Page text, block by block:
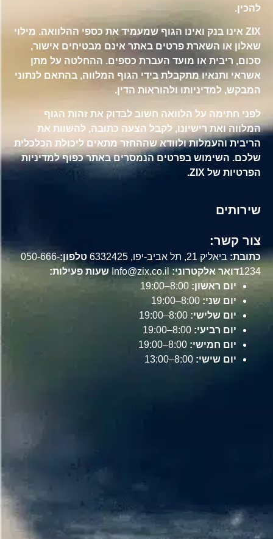
להכין.
ZIX אינו בנק ואינו הגוף שמעמיד את כספי ההלוואה. מילוי
שאלון או השארת פרטים באתר אינם מבטיחים אישור,
סכום, ריבית או מועד העברת כספים. ההחלטה על מתן
אשראי ותנאיו מתקבלת בידי הגוף המלווה, בהתאם לנתוני
המבקש, למדיניותו ולהוראות הדין.
לפני חתימה על הלוואה חשוב לבדוק את זהות הגוף
המלווה ואת רישיונו, לקבל הצעה כתובה, להשוות את
הריבית והעמלות ולוודא שההחזר מתאים ליכולת הכלכלית
שלכם. השימוש בפרטים הנמסרים באתר כפוף למדיניות
הפרטיות של ZIX.
שירותים
צור קשר:
כתובת:ביאליק 21, תל אביב-יפו, 6332425 טלפון:050-666-
1234דואר אלקטרוני:Info@zix.co.il
שעות פעילות:
יום ראשון:
יום שני:
יום שלישי:
יום רביעי:
יום חמישי:
יום שישי: